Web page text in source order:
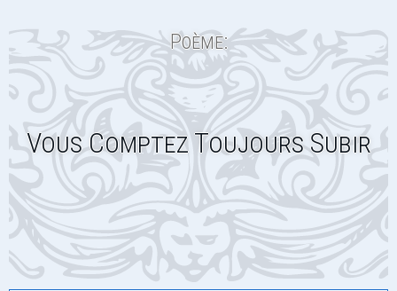
Poème:
Vous Comptez Toujours Subir